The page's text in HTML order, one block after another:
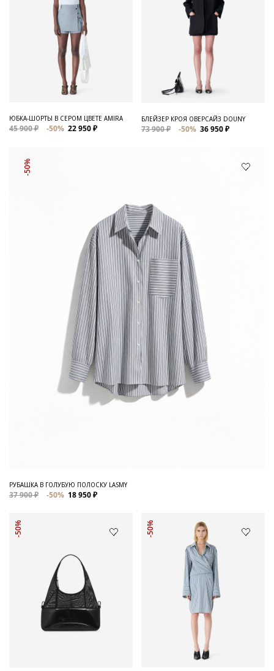
ЮБКА-ШОРТЫ В СЕРОМ ЦВЕТЕ AMIRA
45 900 ₽ -50% 22 950 ₽
БЛЕЙЗЕР КРОЯ ОВЕРСАЙЗ DOUNY
73 900 ₽ -50% 36 950 ₽
-50%
РУБАШКА В ГОЛУБУЮ ПОЛОСКУ LASMY
37 900 ₽ -50% 18 950 ₽
-50% -50%